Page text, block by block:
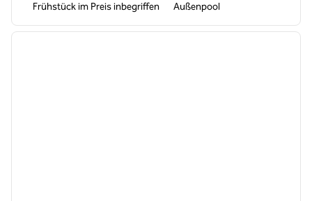
Frühstück im Preis inbegriffen Außenpool
1 von 12